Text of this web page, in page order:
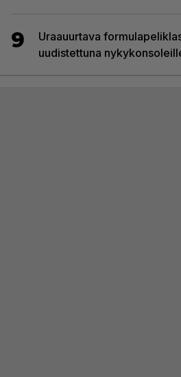
9
Uraauurtava
uudistettuna